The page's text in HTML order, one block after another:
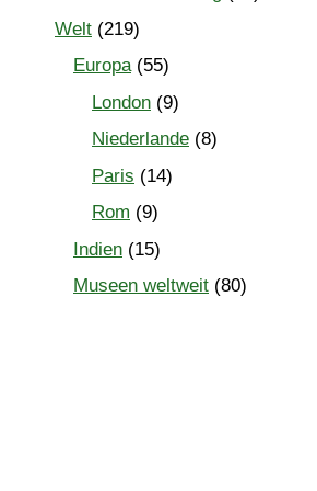
Welt (219)
Europa(55)
London (9)
Niederlande (8)
Paris (14)
Rom (9)
Indien (15)
Museen weltweit (80)